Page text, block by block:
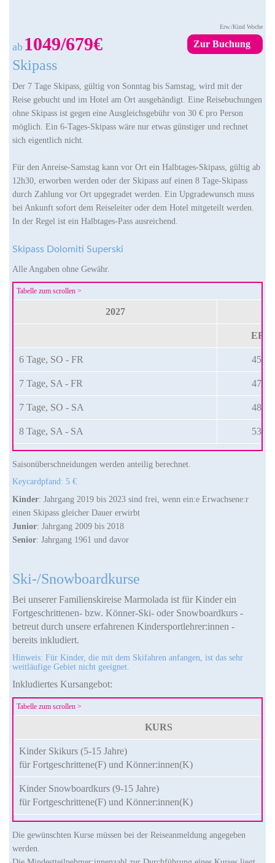
Erw./Kind Woche
ab 1049/679€ Zur Buchung
Skipass
Der 7 Tage Skipass, gültig von Sonntag bis Samstag, wird mit der
Reise gebucht und im Hotel am Ort ausgehändigt. Eine Reisebuchungen
ohne Skipass ist gegen eine Ausgleichsgebühr von 30 € pro Person
möglich. Ein 6-Tages-Skipass wäre nur etwas günstiger und rechnet
sich eigentlich nicht.
Für den Anreise-Samstag kann vor Ort ein Halbtages-Skipass, gültig ab
12h30, erworben werden oder der Skipass auf einen 8 Tage-Skipass
durch Zahlung vor Ort upgegradet werden. Ein Upgradewunsch muss
bei Ankunft sofort dem Reiseleiter oder dem Hotel mitgeteilt werden.
In der Regel ist ein Halbtages-Pass ausreichend.
Skipass Dolomiti Superski
Alle Angaben ohne Gewähr.
2027
ERW
6 Tage, SO - FR 453 €
7 Tage, SA - FR 474 €
7 Tage, SO - SA 480 €
8 Tage, SA - SA 532 €
Saisonüberschneidungen werden anteilig berechnet.
Keycardpfand: 5 €
Kinder: Jahrgang 2019 bis 2023 sind frei, wenn ein:e Erwachsene:r
einen Skipass gleicher Dauer erwirbt
Junior: Jahrgang 2009 bis 2018
Senior: Jahrgang 1961 und davor
Ski-/Snowboardkurse
Bei unserer Familienskireise Marmolada ist für Kinder ein
Fortgeschrittenen- bzw. Könner-Ski- oder Snowboardkurs -
betreut durch unsere erfahrenen Kindersportlehrer:innen -
bereits inkludiert.
Hinweis: Für Kinder, die mit dem Skifahren anfangen, ist das sehr
weitläufige Gebiet nicht geeignet.
Inkludiertes Kursangebot:
KURS
Kinder Skikurs (5-15 Jahre)
für Fortgeschrittene(F) und Könner:innen(K)
Kinder Snowboardkurs (9-15 Jahre)
für Fortgeschrittene(F) und Könner:innen(K)
Die gewünschten Kurse müssen bei der Reiseanmeldung angegeben
werden.